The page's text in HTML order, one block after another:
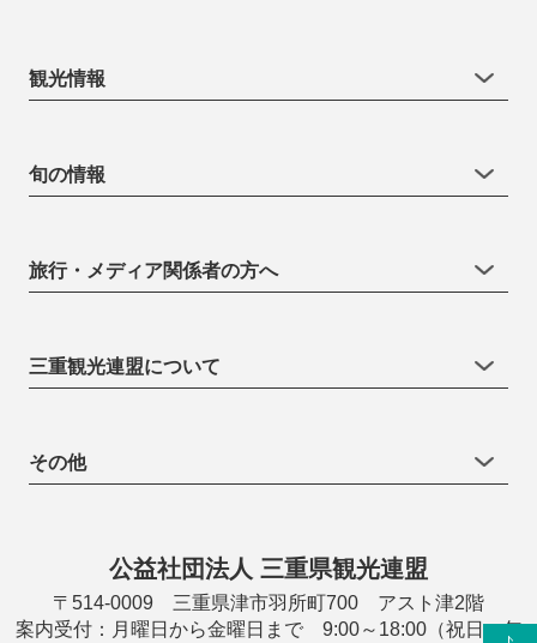
観光情報
旬の情報
旅行・メディア関係者の方へ
三重観光連盟について
その他
公益社団法人 三重県観光連盟
〒514-0009 三重県津市羽所町700 アスト津2階
案内受付：月曜日から金曜日まで 9:00～18:00（祝日・年